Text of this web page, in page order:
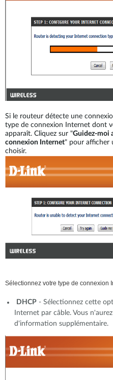
Si le routeur détecte une
type de connexion Internet dont
apparaît. Cliquez sur "Guidez-moi
connexion Internet" pour afficher
choisir.
Sélectionnez votre type de connexion
DHCP - Sélectionnez cette
Internet par câble. Vous
d'information supplémentaire.